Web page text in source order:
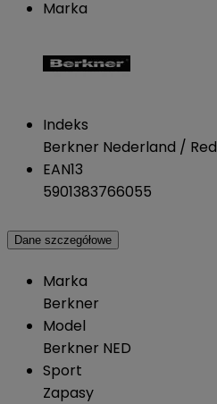
Marka
Indeks
Berkner Nederland / Red
EAN13
5901383766055
Dane szczegółowe
Marka
Berkner
Model
Berkner NED
Sport
Zapasy